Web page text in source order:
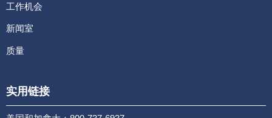
工作机会
新闻室
质量
实用链接